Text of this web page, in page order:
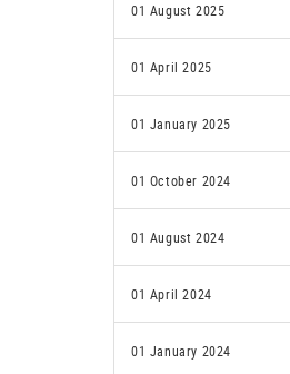
01 August 2025
01 April 2025
01 January 2025
01 October 2024
01 August 2024
01 April 2024
01 January 2024